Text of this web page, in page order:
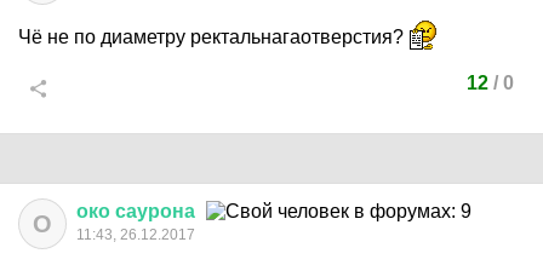
Чё не по диаметру ректальнагаотверстия?
12 / 0
О око саурона
11:43, 26.12.2017